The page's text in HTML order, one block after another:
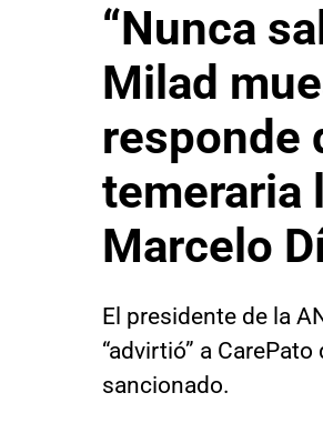
“Nunca
Milad
responde
temeraria
Marcelo
El presidente de la
“advirtió” a
sancionado.